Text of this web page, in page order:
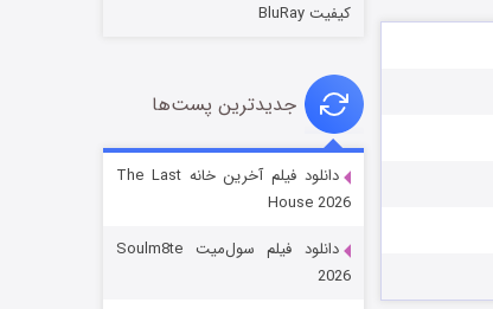
قسمت
کیفیت BluRay
جدیدترین پست‌ها
دانلود فیلم آخرین خانه The Last
House 2026
دانلود فیلم سول‌میت Soulm8te
2026